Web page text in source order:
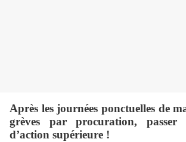
Après les journées ponctuelles de
grèves par procuration,
d’action supérieure !